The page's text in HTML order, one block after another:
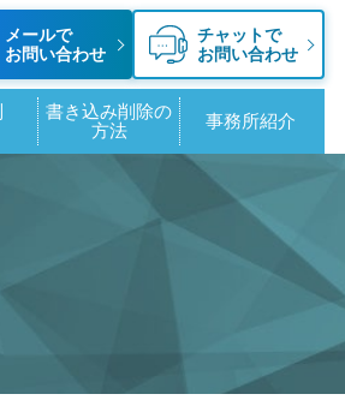
メールで
お問い合わせ
チャットで
お問い合わせ
書き込み削除の
方法
事務所紹介